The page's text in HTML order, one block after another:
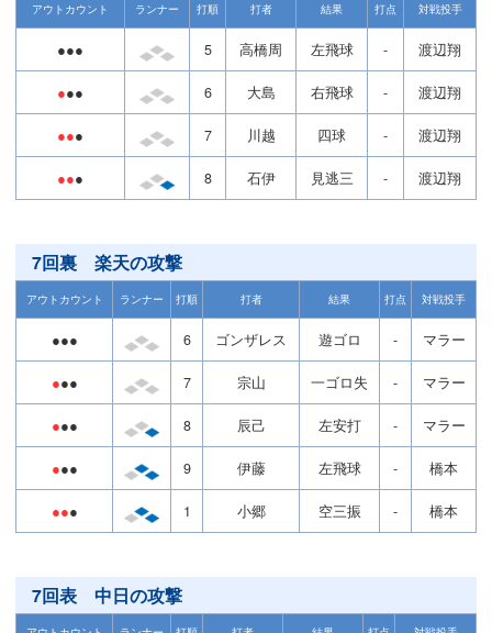
アウトカウント ランナー 打順 打者 結果 打点 対戦投手
●●● 5 高橋周 左飛球 - 渡辺翔
●●● 6 大島 右飛球 - 渡辺翔
●●● 7 川越 四球 - 渡辺翔
●●● 8 石伊 見逃三 - 渡辺翔
7回裏 楽天の攻撃
アウトカウント ランナー 打順 打者 結果 打点 対戦投手
●●● 6 ゴンザレス 遊ゴロ - マラー
●●● 7 宗山 一ゴロ失 - マラー
●●● 8 辰己 左安打 - マラー
●●● 9 伊藤 左飛球 - 橋本
●●● 1 小郷 空三振 - 橋本
7回表 中日の攻撃